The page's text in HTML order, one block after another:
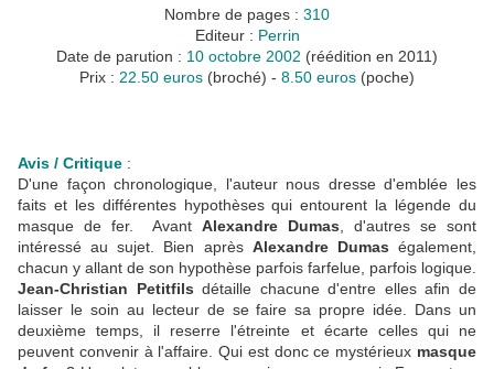
Nombre de pages : 310
Editeur : Perrin
Date de parution : 10 octobre 2002 (réédition en 2011)
Prix : 22.50 euros (broché) - 8.50 euros (poche)
Avis / Critique :
D'une façon chronologique, l'auteur nous dresse d'emblée les
faits et les différentes hypothèses qui entourent la légende du
masque de fer. Avant Alexandre Dumas , d'autres se sont
intéressé au sujet. Bien après Alexandre Dumas également,
chacun y allant de son hypothèse parfois farfelue, parfois logique.
Jean-Christian Petitfils détaille chacune d'entre elles afin de
laisser le soin au lecteur de se faire sa propre idée. Dans un
deuxième temps, il reserre l'étreinte et écarte celles qui ne
peuvent convenir à l'affaire. Qui est donc ce mystérieux masque